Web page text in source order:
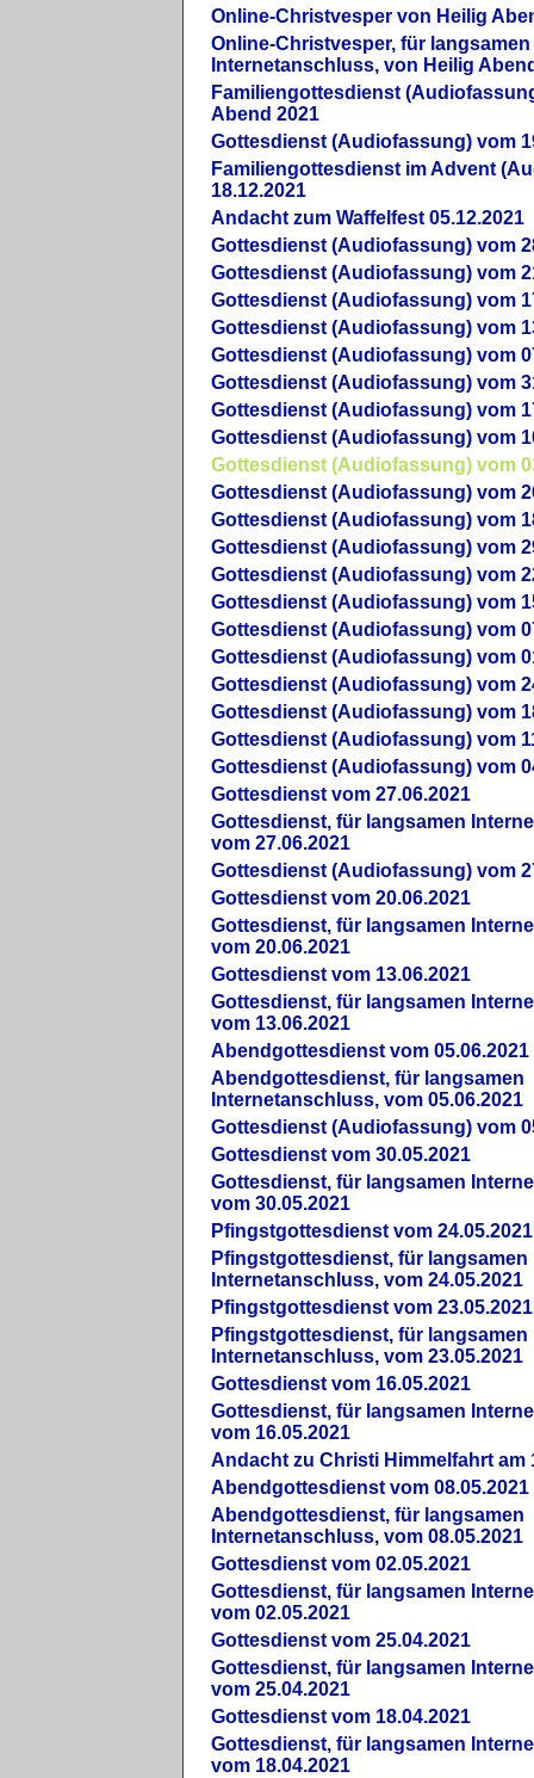
Online-Christvesper von Heilig
Online-Christvesper, für langsamen
Internetanschluss, von Heilig
Familiengottesdienst
Abend 2021
Gottesdienst (Audiofassung) vom
Familiengottesdienst im Advent
18.12.2021
Andacht zum Waffelfest 05.12.2021
Gottesdienst (Audiofassung) vom
Gottesdienst (Audiofassung) vom
Gottesdienst (Audiofassung) vom
Gottesdienst (Audiofassung) vom
Gottesdienst (Audiofassung) vom
Gottesdienst (Audiofassung) vom
Gottesdienst (Audiofassung) vom
Gottesdienst (Audiofassung) vom
Gottesdienst (Audiofassung) vom
Gottesdienst (Audiofassung) vom
Gottesdienst (Audiofassung) vom
Gottesdienst (Audiofassung) vom
Gottesdienst (Audiofassung) vom
Gottesdienst (Audiofassung) vom
Gottesdienst (Audiofassung) vom
Gottesdienst (Audiofassung) vom
Gottesdienst (Audiofassung) vom
Gottesdienst (Audiofassung) vom
Gottesdienst (Audiofassung) vom
Gottesdienst (Audiofassung) vom
Gottesdienst vom 27.06.2021
Gottesdienst, für langsamen
vom 27.06.2021
Gottesdienst (Audiofassung) vom
Gottesdienst vom 20.06.2021
Gottesdienst, für langsamen
vom 20.06.2021
Gottesdienst vom 13.06.2021
Gottesdienst, für langsamen
vom 13.06.2021
Abendgottesdienst vom 05.06.2021
Abendgottesdienst, für langsamen
Internetanschluss, vom 05.06.2021
Gottesdienst (Audiofassung) vom
Gottesdienst vom 30.05.2021
Gottesdienst, für langsamen
vom 30.05.2021
Pfingstgottesdienst vom 24.05.2021
Pfingstgottesdienst, für langsamen
Internetanschluss, vom 24.05.2021
Pfingstgottesdienst vom 23.05.2021
Pfingstgottesdienst, für langsamen
Internetanschluss, vom 23.05.2021
Gottesdienst vom 16.05.2021
Gottesdienst, für langsamen
vom 16.05.2021
Andacht zu Christi Himmelfahrt am
Abendgottesdienst vom 08.05.2021
Abendgottesdienst, für langsamen
Internetanschluss, vom 08.05.2021
Gottesdienst vom 02.05.2021
Gottesdienst, für langsamen
vom 02.05.2021
Gottesdienst vom 25.04.2021
Gottesdienst, für langsamen
vom 25.04.2021
Gottesdienst vom 18.04.2021
Gottesdienst, für langsamen
vom 18.04.2021